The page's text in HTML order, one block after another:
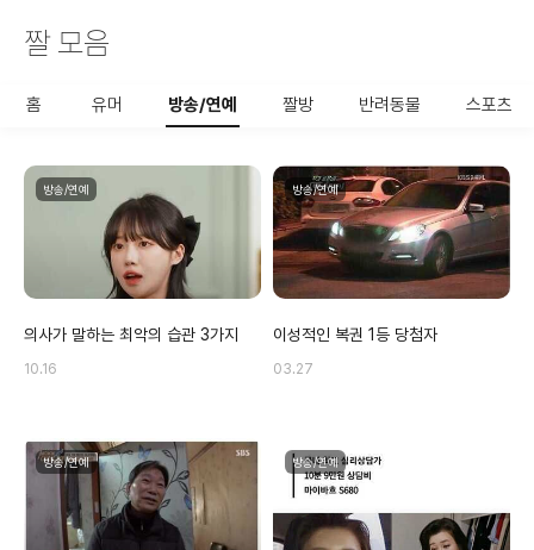
사용할 공유 링크를 선택 해 주
짤 모음
홈 유머 방송/연예 짤방 반려동물 스포츠
방송/연예
의사가 말하는 최악의 습관 3가지
10.16
방송/연예
이성적인 복권 1등 당첨자
03.27
방송/연예 방송/연예